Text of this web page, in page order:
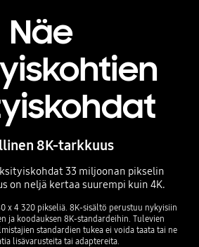
Näe
8K-tarkkuus
33 miljoonan pikselin
on neljä kertaa suurempi kuin 4K.
x 4 320 pikseliä. 8K-sisältö perustuu nykyisiin
ja koodauksen 8K-standardeihin. Tulevien
standardien tukea ei voida taata tai ne
lisävarusteita tai adaptereita.